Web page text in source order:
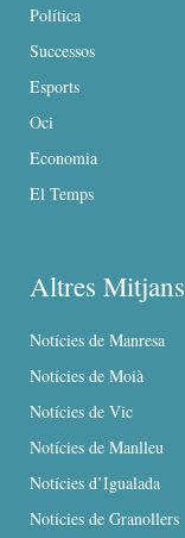
Política
Successos
Esports
Oci
Economia
El Temps
Altres Mitjans
Notícies de Manresa
Notícies de Moià
Notícies de Vic
Notícies de Manlleu
Notícies d’Igualada
Notícies de Granollers